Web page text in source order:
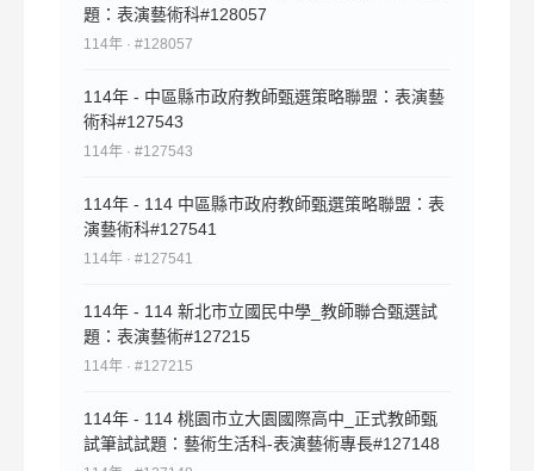
題：表演藝術科#128057
114年 · #128057
114年 - 中區縣市政府教師甄選策略聯盟：表演藝
術科#127543
114年 · #127543
114年 - 114 中區縣市政府教師甄選策略聯盟：表
演藝術科#127541
114年 · #127541
114年 - 114 新北市立國民中學_教師聯合甄選試
題：表演藝術#127215
114年 · #127215
114年 - 114 桃園市立大園國際高中_正式教師甄
試筆試試題：藝術生活科-表演藝術專長#127148